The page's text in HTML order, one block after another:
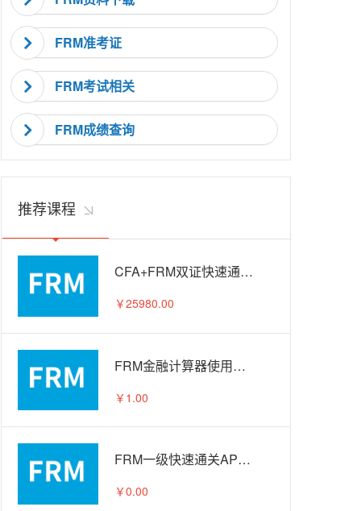
FRM准考证
FRM考试相关
FRM成绩查询
推荐课程
CFA+FRM双证快速通关APS智播课A计划
￥25980.00
FRM金融计算器使用教程
￥1.00
FRM一级快速通关APS智播课-试听
￥0.00